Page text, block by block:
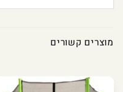
מוצרים קשורים